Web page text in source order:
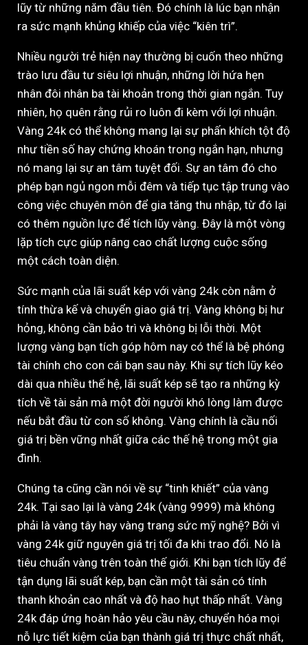
lũy từ những năm đầu tiên. Đó chính là lúc bạn nhận
ra sức mạnh khủng khiếp của việc “kiên trì”.
Nhiều người trẻ hiện nay thường bị cuốn theo những
trào lưu đầu tư siêu lợi nhuận, những lời hứa hẹn
nhân đôi nhân ba tài khoản trong thời gian ngắn. Tuy
nhiên, họ quên rằng rủi ro luôn đi kèm với lợi nhuận.
Vàng 24k có thể không mang lại sự phấn khích tột độ
như tiền số hay chứng khoán trong ngắn hạn, nhưng
nó mang lại sự an tâm tuyệt đối. Sự an tâm đó cho
phép bạn ngủ ngon mỗi đêm và tiếp tục tập trung vào
công việc chuyên môn để gia tăng thu nhập, từ đó lại
có thêm nguồn lực để tích lũy vàng. Đây là một vòng
lặp tích cực giúp nâng cao chất lượng cuộc sống
một cách toàn diện.
Sức mạnh của lãi suất kép với vàng 24k còn nằm ở
tính thừa kế và chuyển giao giá trị. Vàng không bị hư
hỏng, không cần bảo trì và không bị lỗi thời. Một
lượng vàng bạn tích góp hôm nay có thể là bệ phóng
tài chính cho con cái bạn sau này. Khi sự tích lũy kéo
dài qua nhiều thế hệ, lãi suất kép sẽ tạo ra những kỳ
tích về tài sản mà một đời người khó lòng làm được
nếu bắt đầu từ con số không. Vàng chính là cầu nối
giá trị bền vững nhất giữa các thế hệ trong một gia
đình.
Chúng ta cũng cần nói về sự “tinh khiết” của vàng
24k. Tại sao lại là vàng 24k (vàng 9999) mà không
phải là vàng tây hay vàng trang sức mỹ nghệ? Bởi vì
vàng 24k giữ nguyên giá trị tối đa khi trao đổi. Nó là
tiêu chuẩn vàng trên toàn thế giới. Khi bạn tích lũy để
tận dụng lãi suất kép, bạn cần một tài sản có tính
thanh khoản cao nhất và độ hao hụt thấp nhất. Vàng
24k đáp ứng hoàn hảo yêu cầu này, chuyển hóa mọi
nỗ lực tiết kiệm của bạn thành giá trị thực chất nhất,